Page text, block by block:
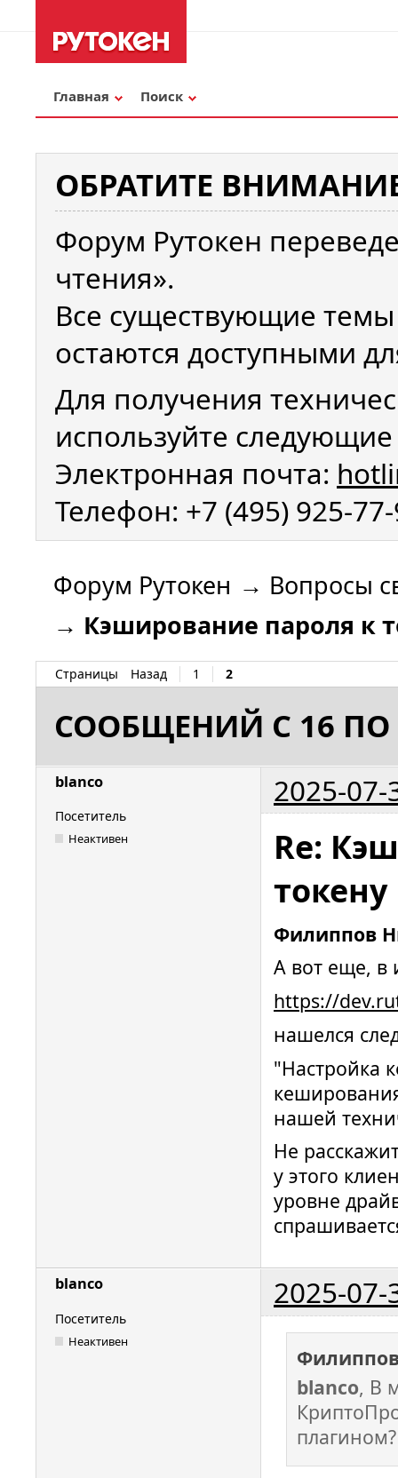
Главная Поиск
ОБРАТИТЕ
Форум Рутокен
чтения».
Все существующие
остаются доступными
Для получения
используйте
Электронная почта:
Телефон: +7 (495) 925-
Форум Рутокен → Вопросы
→ Кэширование пароля к
Страницы Назад 1 2
СООБЩЕНИЙ С 16 ПО
blanco 2025-07-
Посетитель
Неактивен
Re:
токену
Филиппов
А вот еще, в
https://
нашелся
"Настройка
нашей
Не
у этого
уровне
blanco 2025-07-
Посетитель
Неактивен
blanco, В
плагином?